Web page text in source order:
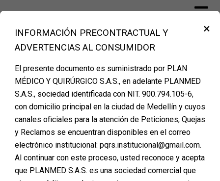
contentFinanciación Cirugía Plástica Medellín –
PLANMED
Etiqueta:soluciones
Los Problemas que
Planmed Soluciona
×
INFORMACIÓN PRECONTRACTUAL Y
ADVERTENCIAS AL CONSUMIDOR
El presente documento es suministrado por PLAN
MÉDICO Y QUIRÚRGICO S.A.S., en adelante PLANMED
S.A.S., sociedad identificada con NIT. 900.794.105-6,
con domicilio principal en la ciudad de Medellín y cuyos
canales oficiales para la atención de Peticiones, Quejas
y Reclamos se encuentran disponibles en el correo
electrónico institucional: pqrs.institucional@gmail.com.
Al continuar con este proceso, usted reconoce y acepta
que PLANMED S.A.S. es una sociedad comercial que